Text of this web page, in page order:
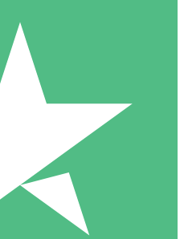
Individuais
créditos de download. Sem
1000